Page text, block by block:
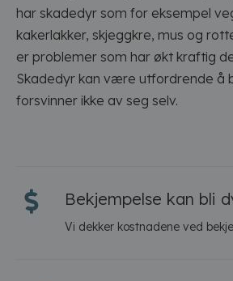
har skadedyr som for eksempel
kakerlakker, skjeggkre, mus og
er problemer som har økt kraftig
Skadedyr kan være utfordrende å
forsvinner ikke av seg selv.
Bekjempelse kan bli
Vi dekker kostnadene ved